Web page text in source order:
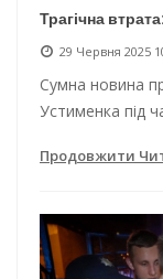
Трагічна
29 Червня 2025
Сумна новина
Устименка під
Продовжити